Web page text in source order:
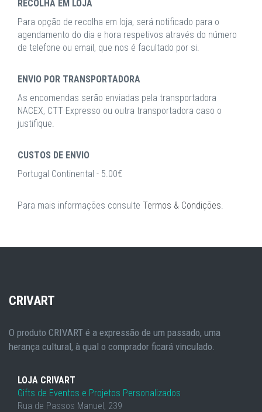
RECOLHA EM LOJA
Para opção de recolha em loja, será notificado para o
agendamento do dia e hora respetivos através do número
de telefone ou email, que nos é facultado por si.
ENVIO POR TRANSPORTADORA
As encomendas serão enviadas pela transportadora
NACEX, CTT Expresso ou outra transportadora caso o
justifique.
CUSTOS DE ENVIO
Portugal Continental - 5.00€
Para mais informações consulte Termos & Condições.
CRIVART
O produto CRIVART é a expressão de um passado, uma
herança cultural, à qual o comprador ficará vinculado.
LOJA CRIVART
Gifts de Eventos e Projetos Personalizados
Rua de Passos Manuel, 239